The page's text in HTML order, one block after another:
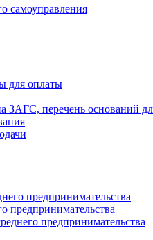
самоуправления
для оплаты
ЗАГС, перечень оснований
предпринимательства
предпринимательства
предпринимательства